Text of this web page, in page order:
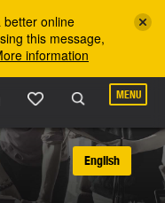
better online
this message,
information
MENU
English